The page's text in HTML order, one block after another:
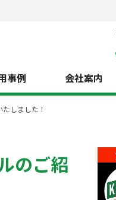
事例 会社案内
しました！
のご紹